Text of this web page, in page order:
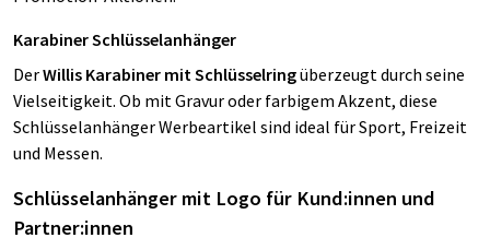
Karabiner Schlüsselanhänger
DerWillis Karabiner mit Schlüsselringüberzeugt durch seine
Vielseitigkeit. Ob mit Gravur oder farbigem Akzent, diese
Schlüsselanhänger Werbeartikel sind ideal für Sport, Freizeit
und Messen.
Schlüsselanhänger mit Logo für Kund:innen und
Partner:innen